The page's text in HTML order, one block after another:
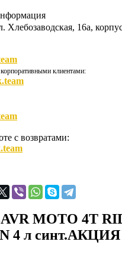
Хлебозаводская, 16а,
клиентами:
с возвратами:
MOTO 4T
4 л синт.АКЦИЯ